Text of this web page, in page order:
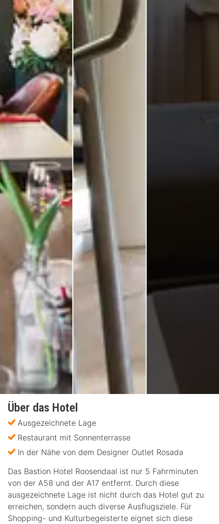
Über das Hotel
Ausgezeichnete Lage
Restaurant mit Sonnenterrasse
In der Nähe von dem Designer Outlet Rosada
Das Bastion Hotel Roosendaal ist nur 5 Fahrminuten
von der A58 und der A17 entfernt. Durch diese
ausgezeichnete Lage ist nicht durch das Hotel gut zu
erreichen, sondern auch diverse Ausflugsziele. Für
Shopping- und Kulturbegeisterte eignet sich diese